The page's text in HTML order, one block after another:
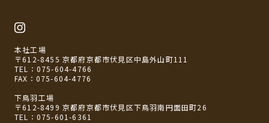
本社工場
〒612-8455 京都府京都市伏見区中島外山町111
TEL： 075-604-4766
FAX：075-604-4776
下鳥羽工場
〒612-8499 京都府京都市伏見区下鳥羽南円面田町26
TEL： 075-601-6361